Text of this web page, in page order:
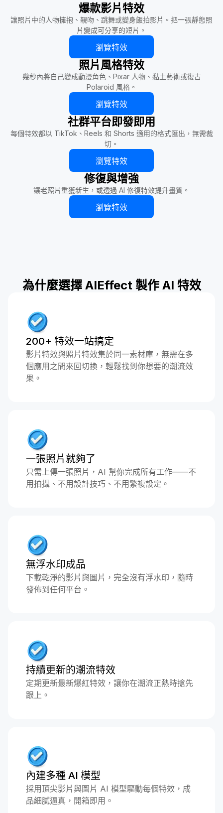
爆款影片特效
讓照片中的人物擁抱、親吻、跳舞或變身飯拍影片。把一張靜態照
片變成可分享的短片。
瀏覽特效
照片風格特效
幾秒內將自己變成動漫角色、Pixar 人物、黏土藝術或復古
Polaroid 風格。
瀏覽特效
社群平台即發即用
每個特效都以 TikTok、Reels 和 Shorts 適用的格式匯出，無需裁
切。
瀏覽特效
修復與增強
讓老照片重獲新生，或透過 AI 修復特效提升畫質。
瀏覽特效
為什麼選擇 AIEffect 製作 AI 特效
200+ 特效一站搞定
影片特效與照片特效集於同一素材庫，無需在多
個應用之間來回切換，輕鬆找到你想要的潮流效
果。
一張照片就夠了
只需上傳一張照片，AI 幫你完成所有工作——不
用拍攝、不用設計技巧、不用繁複設定。
無浮水印成品
下載乾淨的影片與圖片，完全沒有浮水印，隨時
發佈到任何平台。
持續更新的潮流特效
定期更新最新爆紅特效，讓你在潮流正熱時搶先
跟上。
內建多種 AI 模型
採用頂尖影片與圖片 AI 模型驅動每個特效，成
品細膩逼真，開箱即用。